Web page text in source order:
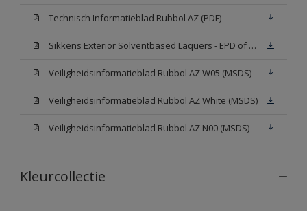
Technisch Informatieblad Rubbol AZ (PDF)
Sikkens Exterior Solventbased Laquers - EPD of Milieuproductverklaring
Veiligheidsinformatieblad Rubbol AZ W05 (MSDS)
Veiligheidsinformatieblad Rubbol AZ White (MSDS)
Veiligheidsinformatieblad Rubbol AZ N00 (MSDS)
Kleurcollectie